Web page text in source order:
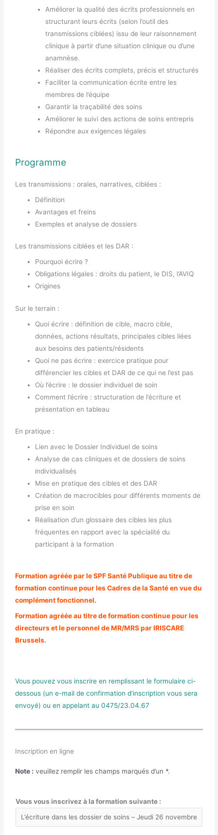
Améliorer la qualité des écrits professionnels en
structurant leurs écrits (selon l’outil des
transmissions ciblées) issu de leur raisonnement
clinique à partir d’une situation clinique ou d’une
anamnèse.
Réaliser des écrits complets, précis et structurés
Faciliter la communication écrite entre les
membres de l’équipe
Garantir la traçabilité des soins
Améliorer le suivi des actions de soins entrepris
Répondre aux exigences légales
Programme
Les transmissions : orales, narratives, ciblées :
Définition
Avantages et freins
Exemples et analyse de dossiers
Les transmissions ciblées et les DAR :
Pourquoi écrire ?
Obligations légales : droits du patient, le DIS, l’AVIQ
Origines
Sur le terrain :
Quoi écrire : définition de cible, macro cible,
données, actions résultats, principales cibles liées
aux besoins des patients/résidents
Quoi ne pas écrire : exercice pratique pour
différencier les cibles et DAR de ce qui ne l’est pas
Où l’écrire : le dossier individuel de soin
Comment l’écrire : structuration de l’écriture et
présentation en tableau
En pratique :
Lien avec le Dossier Individuel de soins
Analyse de cas cliniques et de dossiers de soins
individualisés
Mise en pratique des cibles et des DAR
Création de macrocibles pour différents moments de
prise en soin
Réalisation d’un glossaire des cibles les plus
fréquentes en rapport avec la spécialité du
participant à la formation
Formation agréée par le SPF Santé Publique au titre de
formation continue pour les Cadres de la Santé en vue du
complément fonctionnel.
Formation agréée au titre de formation continue pour les
directeurs et le personnel de MR/MRS par IRISCARE
Brussels.
Vous pouvez vous inscrire en remplissant le formulaire ci-
dessous (un e-mail de confirmation d’inscription vous sera
envoyé) ou en appelant au 0475/23.04.67
Inscription en ligne
Note : veuillez remplir les champs marqués d’un *.
Vous vous inscrivez à la formation suivante :